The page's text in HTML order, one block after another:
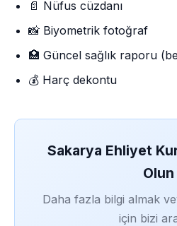
📄 Nüfus cüzdanı
📸 Biyometrik fotoğraf
🏥 Güncel sağlık raporu
💰 Harç dekontu
Sakarya Ehliyet
Olun
Daha fazla bilgi almak
için bizi